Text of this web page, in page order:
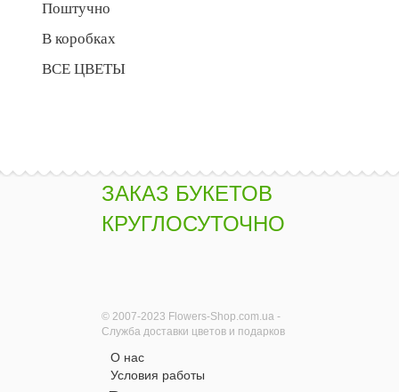
Поштучно
В коробках
ВСЕ ЦВЕТЫ
ЗАКАЗ БУКЕТОВ
КРУГЛОСУТОЧНО
© 2007-2023 Flowers-Shop.com.ua -
Служба доставки цветов и подарков
О нас
Условия работы